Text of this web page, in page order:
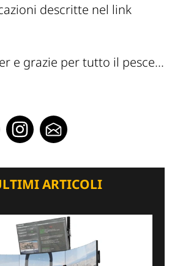
descritte nel link
e grazie per tutto il pesce...
ARTICOLI